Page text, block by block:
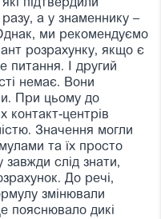
підтвердили
а у знаменнику –
ми рекомендуємо
розрахунку, якщо є
питання. І другий
немає. Вони
При цьому до
контакт-центрів
Значення могли
та їх просто
слід знати,
До речі,
змінювали
пояснювало дикі